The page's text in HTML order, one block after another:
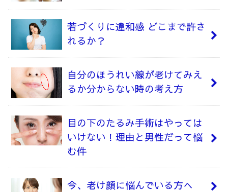
若づくりに違和感 どこまで許さ
れるか？
自分のほうれい線が老けてみえ
るか分からない時の考え方
目の下のたるみ手術はやっては
いけない！理由と男性だって悩
む件
今、老け顔に悩んでいる方へ